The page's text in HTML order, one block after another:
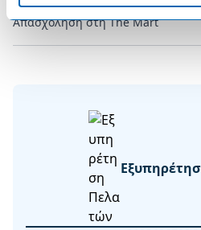
Απασχόληση στη The Mart